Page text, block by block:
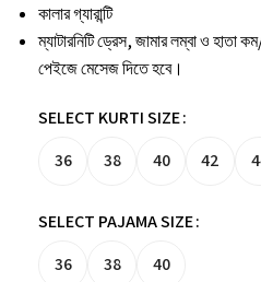
কালার গ্যারান্টি
ম্যাটারনিটি ড্রেস, জামার লম্বা ও হাতা
পেইজে মেসেজ দিতে হবে।
SELECT KURTI SIZE
36
38 40 42
SELECT PAJAMA SIZE
36
38 40